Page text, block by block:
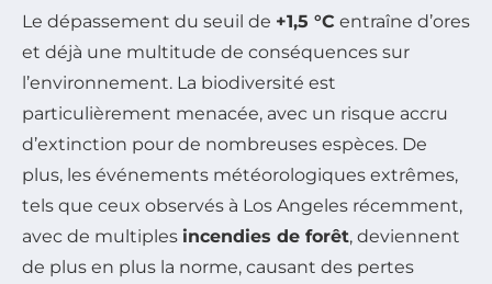
Le dépassement du seuil de +1,5 °C entraîne d’ores
et déjà une multitude de conséquences sur
l’environnement. La biodiversité est
particulièrement menacée, avec un risque accru
d’extinction pour de nombreuses espèces. De
plus, les événements météorologiques extrêmes,
tels que ceux observés à Los Angeles récemment,
avec de multiples incendies de forêt, deviennent
de plus en plus la norme, causant des pertes